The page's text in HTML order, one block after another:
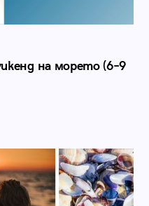
на морето (6–9